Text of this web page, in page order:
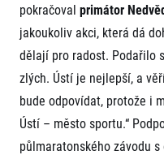
pokračoval primátor
jakoukoliv akci, která dá
dělají pro radost. Podařilo
zlých. Ústí je nejlepší, a
bude odpovídat, protože i
Ústí – město sportu.“
půlmaratonského závodu